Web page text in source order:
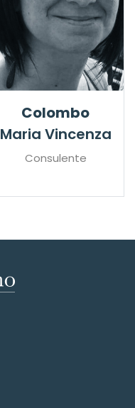
Colombo
Maria Vincenza
Consulente